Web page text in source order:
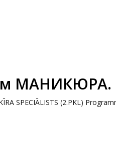
МАНИКЮРА.
SPECIĀLISTS (2.PKL)